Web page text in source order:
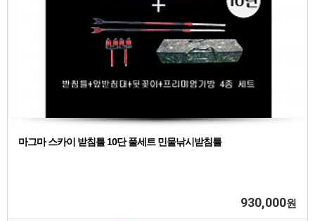
마그마 스카이 받침틀 10단 풀세트 민물낚시받침틀
930,000원